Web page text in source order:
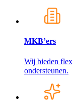
MKB’ers
Wij bieden
ondersteunen.